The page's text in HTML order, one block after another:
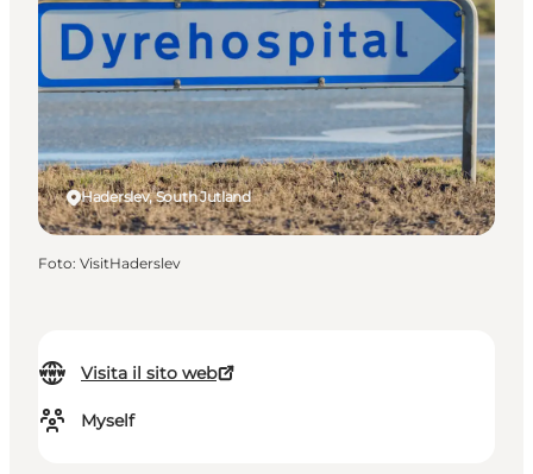
Visita il sito web
Myself
Haderslev, South Jutland
Foto: VisitHaderslev